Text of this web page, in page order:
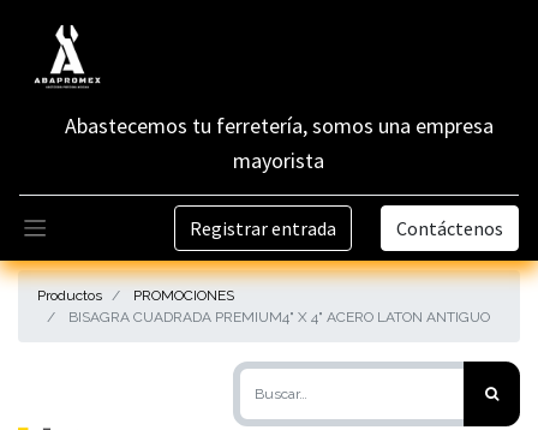
Abastecemos tu ferretería, somos una empresa
mayorista
Registrar entrada Contáctenos
Productos
PROMOCIONES
BISAGRA CUADRADA PREMIUM4" X 4" ACERO LATON ANTIGUO